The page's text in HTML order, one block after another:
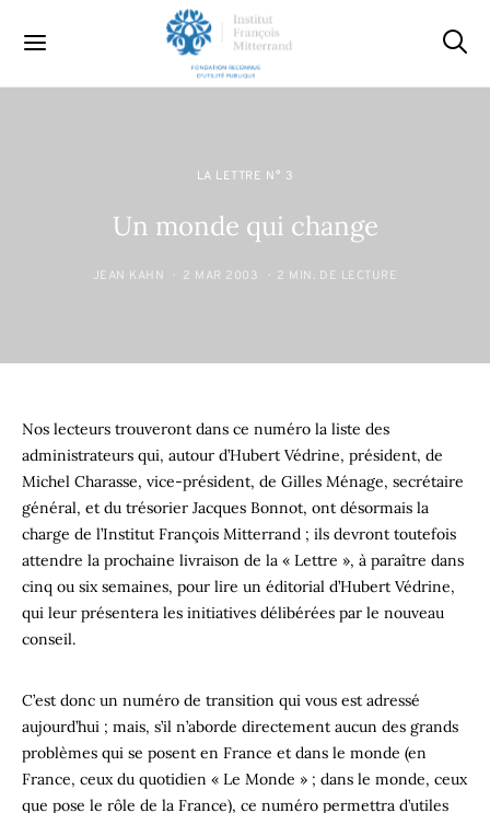
LA LETTRE N° 3
Un monde qui change
JEAN KAHN 2 MAR 2003 2 MIN. DE LECTURE
Nos lecteurs trouveront dans ce numéro la liste des
administrateurs qui, autour d’Hubert Védrine, président, de
Michel Charasse, vice-président, de Gilles Ménage, secrétaire
général, et du trésorier Jacques Bonnot, o­nt désormais la
charge de l’Institut François Mitterrand ; ils devront toutefois
attendre la prochaine livraison de la « Lettre », à paraître dans
cinq ou six semaines, pour lire un éditorial d’Hubert Védrine,
qui leur présentera les initiatives délibérées par le nouveau
conseil.
C’est donc un numéro de transition qui vous est adressé
aujourd’hui ; mais, s’il n’aborde directement aucun des grands
problèmes qui se posent en France et dans le monde (en
France, ceux du quotidien « Le Monde » ; dans le monde, ceux
que pose le rôle de la France), ce numéro permettra d’utiles